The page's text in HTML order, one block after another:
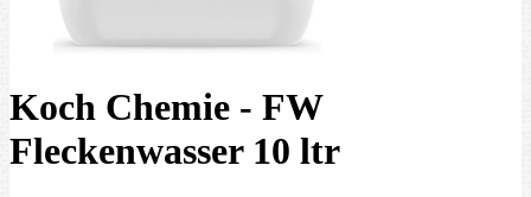
Koch Chemie - FW
Fleckenwasser 10 ltr